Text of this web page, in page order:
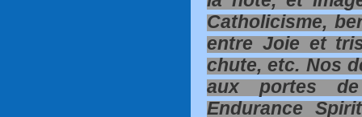
Catholicisme,
entre Joie et
chute, etc. Nos
aux portes
Endurance